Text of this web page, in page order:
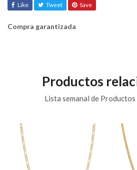
Like Tweet Save
Compra garantizada
Productos
Lista semanal de